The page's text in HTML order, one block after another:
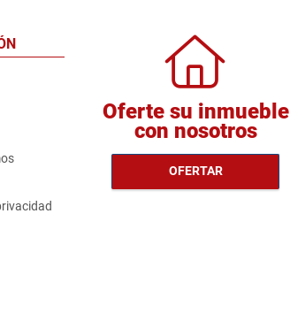
Oferte su inmueble
con nosotros
OFERTAR